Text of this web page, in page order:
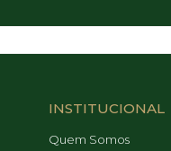
INSTITUCIONAL
Quem Somos